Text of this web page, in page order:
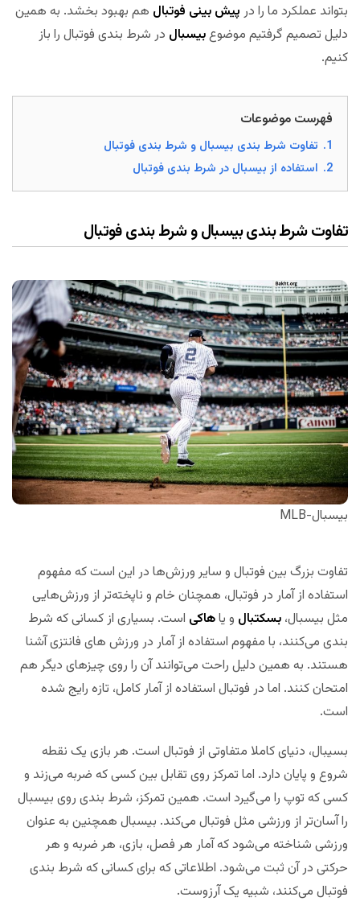
بتواند عملکرد ما را در پیش بینی فوتبال هم بهبود بخشد. به همین
دلیل تصمیم گرفتیم موضوعبیسبال در شرط بندی فوتبال را باز
کنیم.
فهرست موضوعات
1. تفاوت شرط بندی بیسبال و شرط بندی فوتبال
2. استفاده از بیسبال در شرط بندی فوتبال
تفاوت شرط بندی بیسبال و شرط بندی فوتبال
بیسبال-MLB
تفاوت بزرگ بین فوتبال و سایر ورزش‌ها در این است که مفهوم
استفاده از آمار در فوتبال، همچنان خام و ناپخته‌تر از ورزش‌هایی
مثل بیسبال، بسکتبال و یاهاکی است. بسیاری از کسانی که شرط
بندی می‌کنند، با مفهوم استفاده از آمار در ورزش های فانتزی آشنا
هستند. به همین دلیل راحت می‌توانند آن را روی چیزهای دیگر هم
امتحان کنند. اما در فوتبال استفاده از آمار کامل، تازه رایج شده
است.
بسیبال، دنیای کاملا متفاوتی از فوتبال است. هر بازی یک نقطه
شروع و پایان دارد. اما تمرکز روی تقابل بین کسی که ضربه می‌زند و
کسی که توپ را می‌گیرد است. همین تمرکز، شرط بندی روی بیسبال
را آسان‌تر از ورزشی مثل فوتبال می‌کند. بیسبال همچنین به عنوان
ورزشی شناخته می‌شود که آمار هر فصل، بازی، هر ضربه و هر
حرکتی در آن ثبت می‌شود. اطلاعاتی که برای کسانی که شرط بندی
فوتبال می‌کنند، شبیه یک آرزوست.